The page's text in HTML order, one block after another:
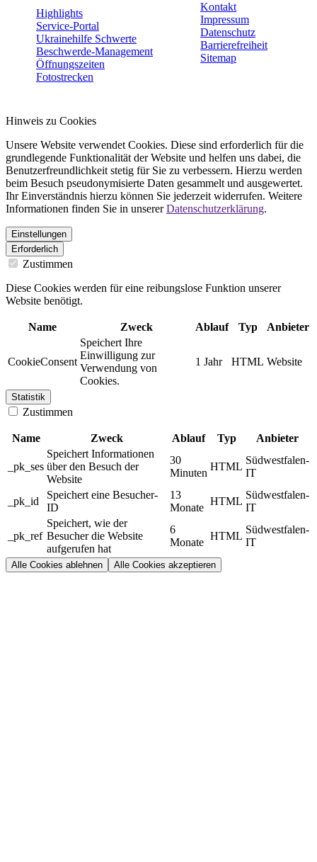
Highlights
Service-Portal
Ukrainehilfe Schwerte
Beschwerde-Management
Öffnungszeiten
Fotostrecken
Kontakt
Impressum
Datenschutz
Barrierefreiheit
Sitemap
Hinweis zu Cookies
Unsere Website verwendet Cookies. Diese sind erforderlich für die
grundlegende Funktionalität der Website und helfen uns dabei, die
Benutzerfreundlichkeit stetig für Sie zu verbessern. Hierzu werden
beim Besuch pseudonymisierte Daten gesammelt und ausgewertet.
Ihr Einverständnis hierzu können Sie jederzeit widerrufen. Weitere
Informationen finden Sie in unsererDatenschutzerklärung.
Einstellungen
Erforderlich
Zustimmen
Diese Cookies werden für eine reibungslose Funktion unserer
Website benötigt.
Name Zweck Ablauf Typ Anbieter
CookieConsent
Speichert Ihre
Einwilligung zur
Verwendung von
Cookies.
1 Jahr HTML Website
Statistik
Zustimmen
Name Zweck Ablauf Typ Anbieter
_pk_ses
Speichert Informationen
über den Besuch der
Website
30
Minuten
HTML
Südwestfalen-
IT
_pk_id
Speichert eine Besucher-
ID
13
Monate
HTML
Südwestfalen-
IT
_pk_ref
Speichert, wie der
Besucher die Website
aufgerufen hat
6
Monate
HTML
Südwestfalen-
IT
Alle Cookies ablehnen Alle Cookies akzeptieren